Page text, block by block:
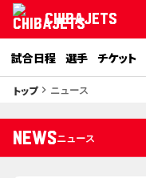
CHIBAJETS
試合日程 選手 チケット
トップkeyboard_arrow_right ニュース
NEWSニュース